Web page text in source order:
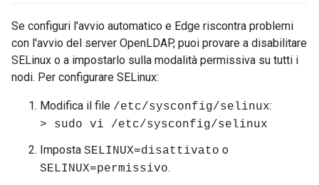
Se configuri l'avvio automatico e Edge riscontra problemi
con l'avvio del server OpenLDAP, puoi provare a disabilitare
SELinux o a impostarlo sulla modalità permissiva su tutti i
nodi. Per configurare SELinux:
Modifica il file /etc/sysconfig/selinux:
> sudo vi /etc/sysconfig/selinux
Imposta SELINUX=disattivato o
SELINUX=permissivo.